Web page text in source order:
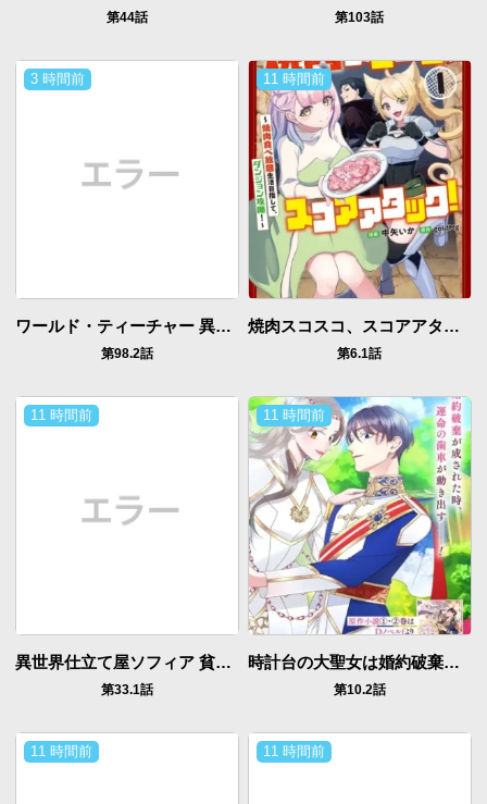
第44話 第103話
3 時間前
ワールド・ティーチャー 異世界式教育エージェント
第98.2話
11 時間前
焼肉スコスコ、スコアアタック!～焼肉食べ放題生活目指して、ダンジョン攻略!～
第6.1話
11 時間前
異世界仕立て屋ソフィア 貧乏令嬢、現代知識で服を作ってみんなの暮らしを豊かにします
第33.1話
11 時間前
時計台の大聖女は婚約破棄に歓喜する
第10.2話
11 時間前 11 時間前